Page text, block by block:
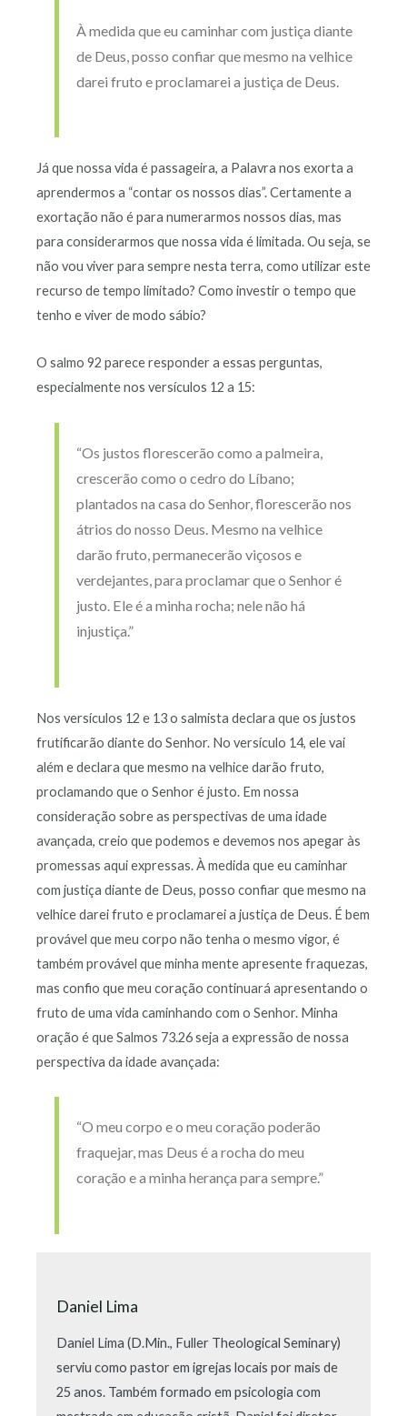
À medida que eu caminhar com justiça diante
de Deus, posso confiar que mesmo na velhice
darei fruto e proclamarei a justiça de Deus.
Já que nossa vida é passageira, a Palavra nos exorta a
aprendermos a “contar os nossos dias”. Certamente a
exortação não é para numerarmos nossos dias, mas
para considerarmos que nossa vida é limitada. Ou seja, se
não vou viver para sempre nesta terra, como utilizar este
recurso de tempo limitado? Como investir o tempo que
tenho e viver de modo sábio?
O salmo 92 parece responder a essas perguntas,
especialmente nos versículos 12 a 15:
“Os justos florescerão como a palmeira,
crescerão como o cedro do Líbano;
plantados na casa do Senhor, florescerão nos
átrios do nosso Deus. Mesmo na velhice
darão fruto, permanecerão viçosos e
verdejantes, para proclamar que o Senhor é
justo. Ele é a minha rocha; nele não há
injustiça.”
Nos versículos 12 e 13 o salmista declara que os justos
frutificarão diante do Senhor. No versículo 14, ele vai
além e declara que mesmo na velhice darão fruto,
proclamando que o Senhor é justo. Em nossa
consideração sobre as perspectivas de uma idade
avançada, creio que podemos e devemos nos apegar às
promessas aqui expressas. À medida que eu caminhar
com justiça diante de Deus, posso confiar que mesmo na
velhice darei fruto e proclamarei a justiça de Deus. É bem
provável que meu corpo não tenha o mesmo vigor, é
também provável que minha mente apresente fraquezas,
mas confio que meu coração continuará apresentando o
fruto de uma vida caminhando com o Senhor. Minha
oração é que Salmos 73.26 seja a expressão de nossa
perspectiva da idade avançada:
“O meu corpo e o meu coração poderão
fraquejar, mas Deus é a rocha do meu
coração e a minha herança para sempre.”
Daniel Lima
Daniel Lima (D.Min., Fuller Theological Seminary)
serviu como pastor em igrejas locais por mais de
25 anos. Também formado em psicologia com